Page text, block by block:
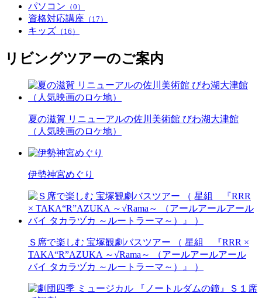
パソコン （0）
資格対応講座 （17）
キッズ （16）
リビングツアーのご案内
夏の滋賀 リニューアルの佐川美術館 びわ湖大津館
（人気映画のロケ地）
伊勢神宮めぐり
Ｓ席で楽しむ 宝塚観劇バスツアー （ 星組 『RRR ×
TAKA“R”AZUKA ～√Rama～ （アールアールアール
バイ タカラヅカ ～ルートラーマ～）』 ）